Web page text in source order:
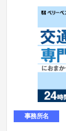
事務所名